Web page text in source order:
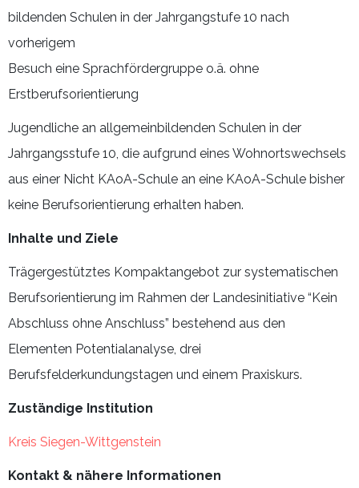
bildenden Schulen in der Jahrgangstufe 10 nach
vorherigem
Besuch eine Sprachfördergruppe o.ä. ohne
Erstberufsorientierung
Jugendliche an allgemeinbildenden Schulen in der
Jahrgangsstufe 10, die aufgrund eines Wohnortswechsels
aus einer Nicht KAoA-Schule an eine KAoA-Schule bisher
keine Berufsorientierung erhalten haben.
Inhalte und Ziele
Trägergestütztes Kompaktangebot zur systematischen
Berufsorientierung im Rahmen der Landesinitiative “Kein
Abschluss ohne Anschluss” bestehend aus den
Elementen Potentialanalyse, drei
Berufsfelderkundungstagen und einem Praxiskurs.
Zuständige Institution
Kreis Siegen-Wittgenstein
Kontakt & nähere Informationen